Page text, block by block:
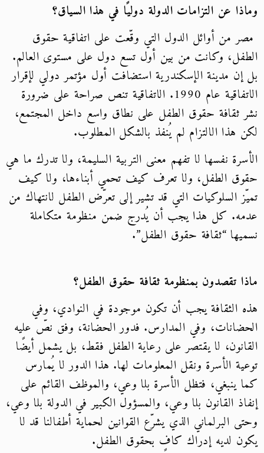
وماذا عن التزامات الدولة دوليًا في هذا السياق؟
مصر من أوائل الدول التي وقّعت على اتفاقية حقوق
الطفل، وكانت من بين أول تسع دول على مستوى العالم.
بل إن مدينة الإسكندرية استضافت أول مؤتمر دولي لإقرار
الاتفاقية عام 1990. الاتفاقية تنص صراحة على ضرورة
نشر ثقافة حقوق الطفل على نطاق واسع داخل المجتمع،
لكن هذا الالتزام لم يُنفذ بالشكل المطلوب.
الأسرة نفسها لا تفهم معنى التربية السليمة، ولا تدرك ما هي
حقوق الطفل، ولا تعرف كيف تحمي أبناءها، ولا كيف
تميّز السلوكيات التي قد تشير إلى تعرّض الطفل لانتهاك من
عدمه. كل هذا يجب أن يُدرج ضمن منظومة متكاملة
نسميها “ثقافة حقوق الطفل”.
ماذا تقصدون بمنظومة ثقافة حقوق الطفل؟
هذه الثقافة يجب أن تكون موجودة في النوادي، وفي
الحضانات، وفي المدارس. فدور الحضانة، وفق نصّ عليه
القانون، لا يقتصر على رعاية الطفل فقط، بل يشمل أيضًا
توعية الأسرة ونقل المعلومات لها. هذا الدور لا يُمارس
كما ينبغي، فتظل الأسرة بلا وعي، والموظف القائم على
إنفاذ القانون بلا وعي، والمسؤول الكبير في الدولة بلا وعي،
وحتى البرلماني الذي يشرّع القوانين لحماية أطفالنا قد لا
يكون لديه إدراك كافٍ بحقوق الطفل.